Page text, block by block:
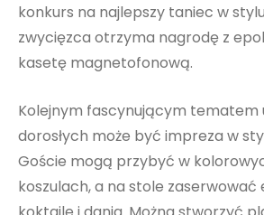
konkurs na najlepszy taniec w
zwycięzca otrzyma nagrodę z
kasetę magnetofonową.
Kolejnym fascynującym tematem
dorosłych może być impreza w
Goście mogą przybyć w
koszulach, a na stole zaserwować